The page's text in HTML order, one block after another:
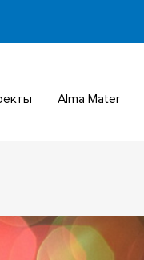
Alma Mater